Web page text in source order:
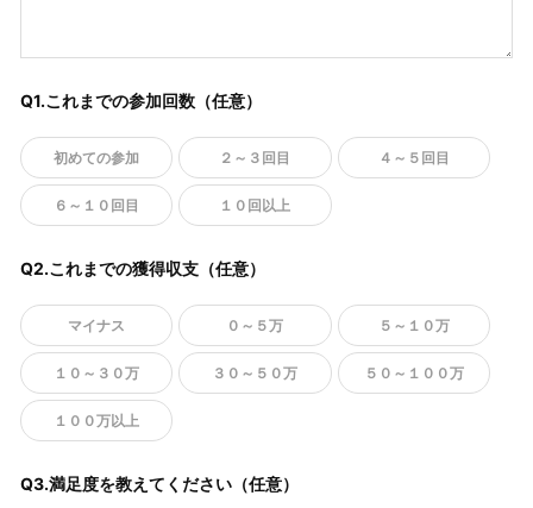
Q1.これまでの参加回数（任意）
初めての参加 ２～３回目 ４～５回目
６～１０回目 １０回以上
Q2.これまでの獲得収支（任意）
マイナス ０～５万 ５～１０万
１０～３０万 ３０～５０万 ５０～１００万
１００万以上
Q3.満足度を教えてください（任意）